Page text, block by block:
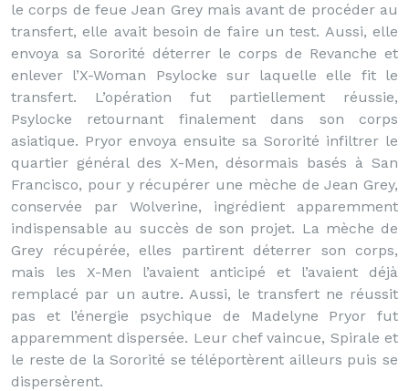
le corps de feue Jean Grey mais avant de procéder au
transfert, elle avait besoin de faire un test. Aussi, elle
envoya sa Sororité déterrer le corps de Revanche et
enlever l’X-Woman Psylocke sur laquelle elle fit le
transfert. L’opération fut partiellement réussie,
Psylocke retournant finalement dans son corps
asiatique. Pryor envoya ensuite sa Sororité infiltrer le
quartier général des X-Men, désormais basés à San
Francisco, pour y récupérer une mèche de Jean Grey,
conservée par Wolverine, ingrédient apparemment
indispensable au succès de son projet. La mèche de
Grey récupérée, elles partirent déterrer son corps,
mais les X-Men l’avaient anticipé et l’avaient déjà
remplacé par un autre. Aussi, le transfert ne réussit
pas et l’énergie psychique de Madelyne Pryor fut
apparemment dispersée. Leur chef vaincue, Spirale et
le reste de la Sororité se téléportèrent ailleurs puis se
dispersèrent.